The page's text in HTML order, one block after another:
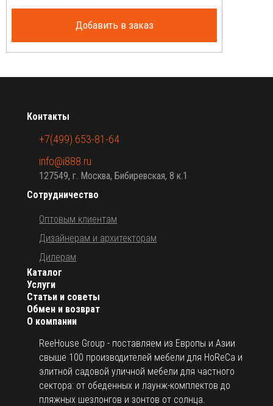
Добавить в заказ
О компании
ReeHouse Group - поставляем из Европы и Азии
свыше 100 производителей мебели для HoReCa и
элитной садовой уличной мебели для частного
сектора: от обеденных и лаунж-комплектов до
пляжных шезлонгов и зонтов от солнца.
Каталог
Услуги
Статьи и советы
Обмен и возврат
Сотрудничество
Оптовым клиентам
Дизайнерам и архитекторам
Дилерам
Контакты
+7(499) 653-81-64
info@i888.ru
127549, г. Москва, Бибиревская, 8 к.1